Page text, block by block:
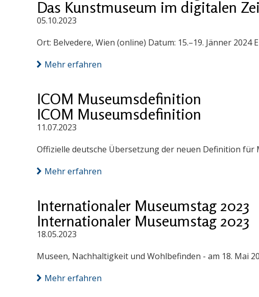
Das Kunstmuseum im digitalen
05.10.2023
Ort: Belvedere, Wien (online) Datum: 15.–19. Jänner
Mehr erfahren
ICOM Museumsdefinition
ICOM Museumsdefinition
11.07.2023
Offizielle deutsche Übersetzung der neuen Definition für
Mehr erfahren
Internationaler Museumstag 2023
Internationaler Museumstag 2023
18.05.2023
Museen, Nachhaltigkeit und Wohlbefinden - am 18. Mai
Mehr erfahren